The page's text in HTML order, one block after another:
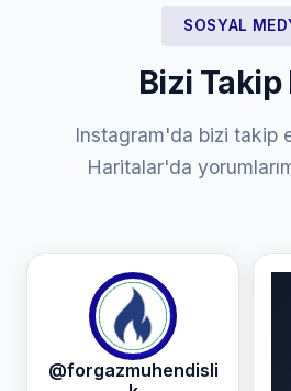
SOSYAL
Bizi Takip
Instagram'da bizi takip
Haritalar'da
@forgazmuhendisli